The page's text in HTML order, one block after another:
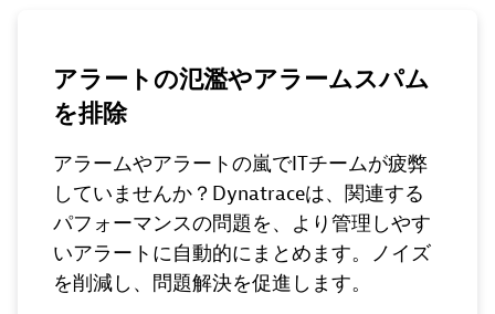
アラートの氾濫やアラームスパム
を排除
アラームやアラートの嵐でITチームが疲弊
していませんか？Dynatraceは、関連する
パフォーマンスの問題を、より管理しやす
いアラートに自動的にまとめます。ノイズ
を削減し、問題解決を促進します。